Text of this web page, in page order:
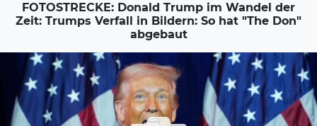
FOTOSTRECKE: Donald Trump im Wandel der
Zeit: Trumps Verfall in Bildern: So hat "The Don"
abgebaut